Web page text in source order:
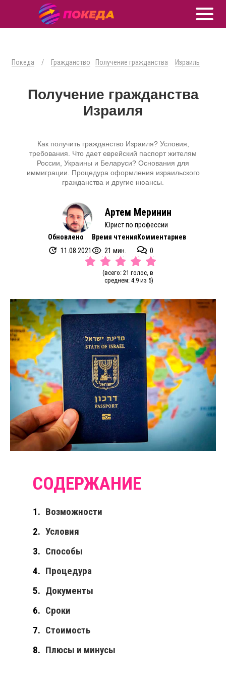
Покеда / Гражданство Получение гражданства Израиль
Получение гражданства
Израиля
Как получить гражданство Израиля? Условия,
требования. Что дает еврейский паспорт жителям
России, Украины и Беларуси? Основания для
иммиграции. Процедура оформления израильского
гражданства и другие нюансы.
Артем Меринин
Юрист по профессии
Обновлено
11.08.2021
Время чтения
21 мин.
Комментариев
0
(всего: 21 голос, в
среднем: 4.9 из 5)
Возможности
Условия
Способы
Процедура
Документы
Сроки
Стоимость
Плюсы и минусы